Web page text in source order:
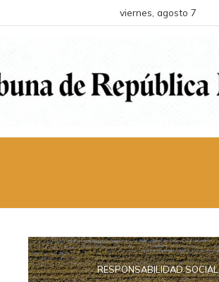
viernes, agosto 7
RESPONSABILIDAD SOCIAL